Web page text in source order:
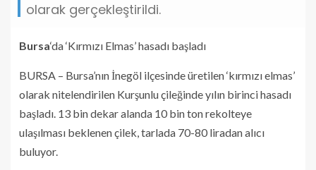
olarak gerçekleştirildi.
Bursa‘da ‘Kırmızı Elmas’ hasadı başladı
BURSA – Bursa’nın İnegöl ilçesinde üretilen ‘kırmızı elmas’
olarak nitelendirilen Kurşunlu çileğinde yılın birinci hasadı
başladı. 13 bin dekar alanda 10 bin ton rekolteye
ulaşılması beklenen çilek, tarlada 70-80 liradan alıcı
buluyor.